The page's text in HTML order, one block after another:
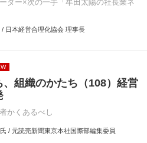
ダー×次の一手「牟田太陽の社長業ネ
/ 日本経営合理化協会 理事長
、組織のかたち（108）経営
かくあるべし
/ 元読売新聞東京本社国際部編集委員